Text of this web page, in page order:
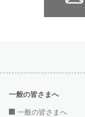
一般の皆さまへ
一般の皆さまへ